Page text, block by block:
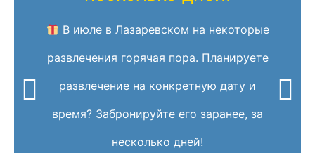
В июле в Лазаревском на некоторые
развлечения горячая пора. Планируете
развлечение на конкретную дату и
время? Забронируйте его заранее, за
несколько дней!